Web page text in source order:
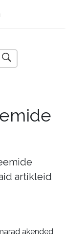
artikleid
akended